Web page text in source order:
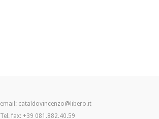
email: cataldovincenzo@libero.it
Tel. fax: +39 081.882.40.59